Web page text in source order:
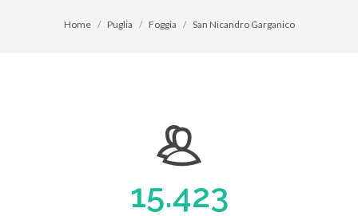
Home Puglia Foggia San Nicandro Garganico
15.423